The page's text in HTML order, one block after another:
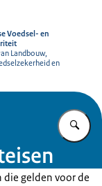
Voedsel- en
Landbouw,
en
die gelden voor de